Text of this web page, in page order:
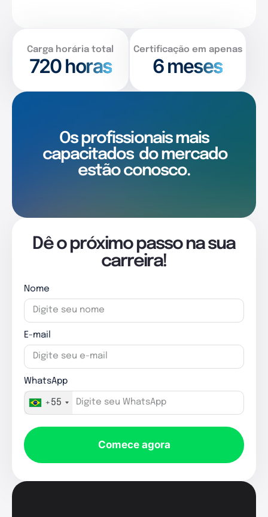
Carga horária total
720horas
Certificação em apenas
6 meses
Os profissionais mais
capacitados do mercado
estão conosco.
Dê o próximo passo na sua
carreira!
Nome
E-mail
WhatsApp
+55
Comece agora